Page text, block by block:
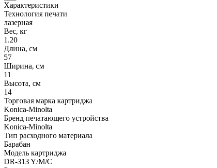
Характеристики
Технология печати
лазерная
Вес, кг
1.20
Длина, см
57
Ширина, см
11
Высота, см
14
Торговая марка картриджа
Konica-Minolta
Бренд печатающего устройства
Konica-Minolta
Тип расходного материала
Барабан
Модель картриджа
DR-313 Y/M/C